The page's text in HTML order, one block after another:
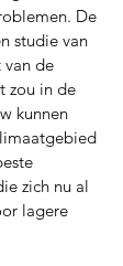
De
studie van
de
zou in de
kunnen
zich nu al
lagere